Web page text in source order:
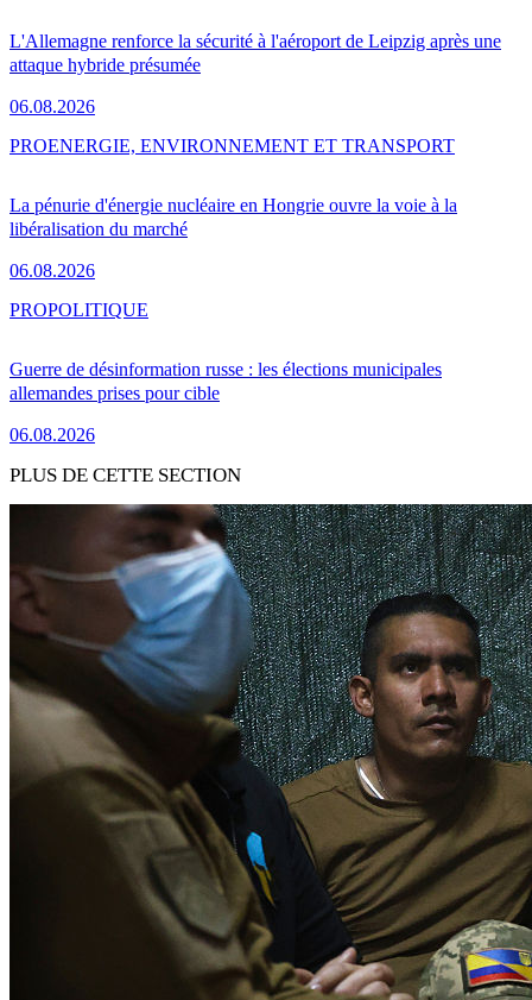
L'Allemagne renforce la sécurité à l'aéroport de Leipzig après une
attaque hybride présumée
06.08.2026
La pénurie d'énergie nucléaire en Hongrie ouvre la voie à la
libéralisation du marché
06.08.2026
PROENERGIE, ENVIRONNEMENT ET TRANSPORT
Guerre de désinformation russe : les élections municipales
allemandes prises pour cible
06.08.2026
PROPOLITIQUE
PLUS DE CETTE SECTION